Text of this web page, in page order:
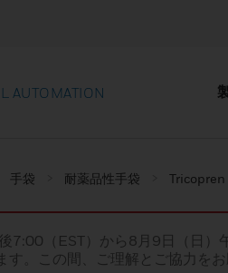
AUTOMATION
手袋 耐薬品性手袋 Tricopren
7:00（EST）から8月9日（日
。この間、ご理解とご協力をお